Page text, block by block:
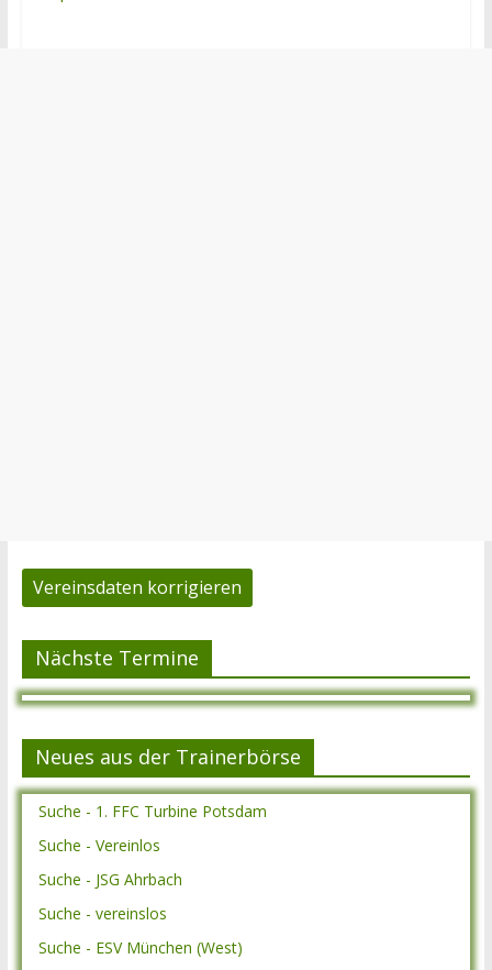
Vereinsdaten korrigieren
Nächste Termine
Neues aus der Trainerbörse
Suche - 1. FFC Turbine Potsdam
Suche - Vereinlos
Suche - JSG Ahrbach
Suche - vereinslos
Suche - ESV München (West)